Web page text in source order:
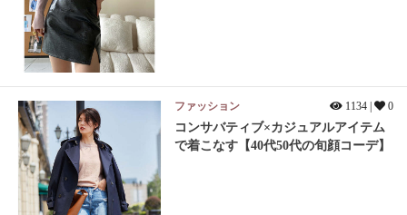
ファッション 1134 | 0
コンサバティブ×カジュアルアイテム
で着こなす【40代50代の旬顔コーデ】